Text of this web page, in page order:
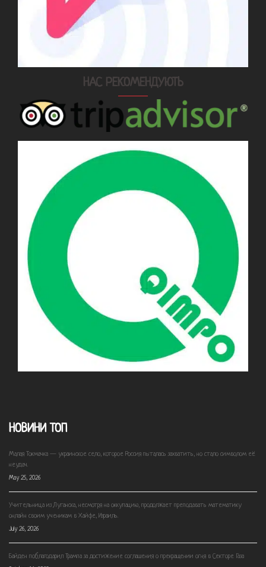
НАС РЕКОМЕНДУЮТЬ
НОВИНИ ТОП
Малая Токмачка — украинское село, которое Россия пыталась захватить, но стало символом её
неудач.
May 25, 2026
Учительница из Луганска, несмотря на оккупацию, продолжает преподавать математику
онлайн своим ученикам в Хайфе, Израиль.
July 26, 2026
Байден поблагодарил Трампа за достижение соглашения о прекращении огня в Секторе Газа